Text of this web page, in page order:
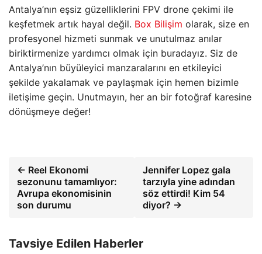
Antalya’nın eşsiz güzelliklerini FPV drone çekimi ile
keşfetmek artık hayal değil. Box Bilişim olarak, size en
profesyonel hizmeti sunmak ve unutulmaz anılar
biriktirmenize yardımcı olmak için buradayız. Siz de
Antalya’nın büyüleyici manzaralarını en etkileyici
şekilde yakalamak ve paylaşmak için hemen bizimle
iletişime geçin. Unutmayın, her an bir fotoğraf karesine
dönüşmeye değer!
← Reel Ekonomi
sezonunu tamamlıyor:
Avrupa ekonomisinin
son durumu
Jennifer Lopez gala
tarzıyla yine adından
söz ettirdi! Kim 54
diyor? →
Tavsiye Edilen Haberler